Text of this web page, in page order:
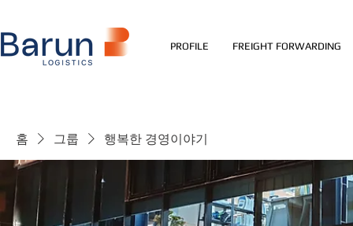
PROFILE FREIGHT FORWARDING
홈 그룹 행복한 경영이야기